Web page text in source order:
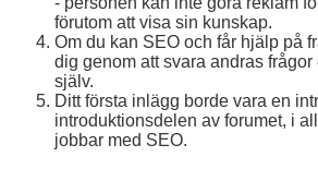
förutom att visa sin kunskap.
Om du kan SEO och får hjälp på
dig genom att svara andras
själv.
Ditt första inlägg borde vara en
introduktionsdelen av forumet, i
jobbar med SEO.